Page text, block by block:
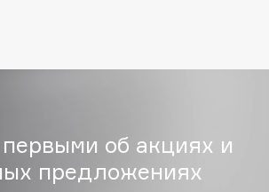
об акциях и
предложениях